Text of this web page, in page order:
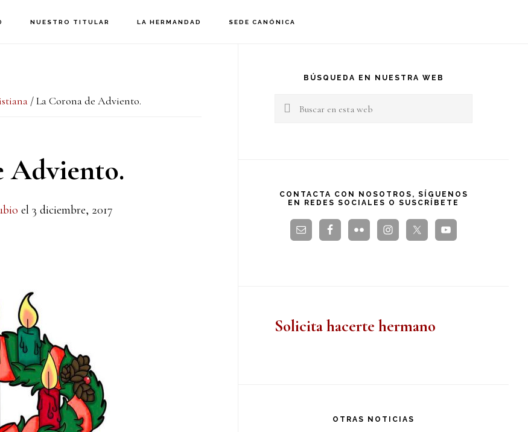
NUESTRO TITULAR LA HERMANDAD SEDE CANÓNICA
/La Corona de Adviento.
Adviento.
el 3 diciembre, 2017
principal
BÚSQUEDA EN NUESTRA WEB
Buscar
CONTACTA CON NOSOTROS, SÍGUENOS
EN REDES SOCIALES O SUSCRÍBETE
Solicita hacerte hermano
OTRAS NOTICIAS